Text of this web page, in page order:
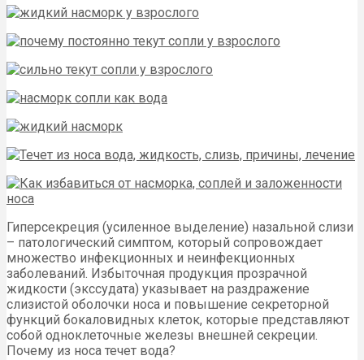
Гиперсекреция (усиленное выделение) назальной слизи
– патологический симптом, который сопровождает
множество инфекционных и неинфекционных
заболеваний. Избыточная продукция прозрачной
жидкости (экссудата) указывает на раздражение
слизистой оболочки носа и повышение секреторной
функций бокаловидных клеток, которые представляют
собой одноклеточные железы внешней секреции.
Почему из носа течет вода?